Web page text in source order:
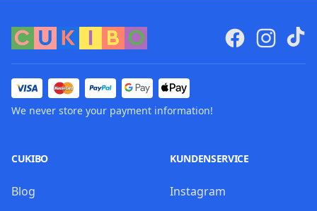
We never store your payment information!
CUKIBO
Blog
KUNDENSERVICE
Instagram